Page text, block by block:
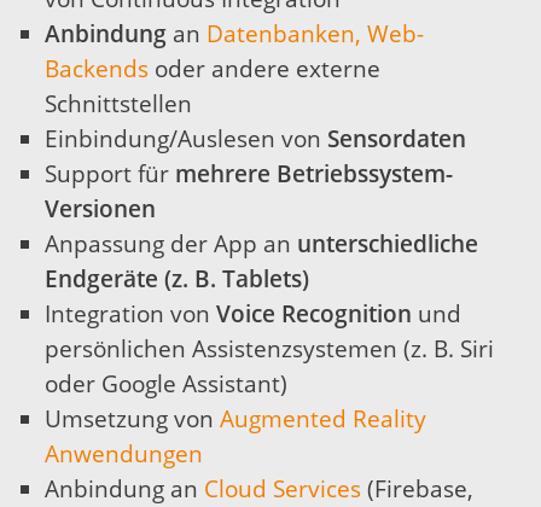
Anbindung an Datenbanken, Web-
Backends oder andere externe
Schnittstellen
Einbindung/Auslesen von Sensordaten
Support für mehrere Betriebssystem-
Versionen
Anpassung der App an unterschiedliche
Endgeräte (z. B. Tablets)
Integration von Voice Recognition und
persönlichen Assistenzsystemen (z. B. Siri
oder Google Assistant)
Umsetzung von Augmented Reality
Anwendungen
Anbindung an Cloud Services(Firebase,